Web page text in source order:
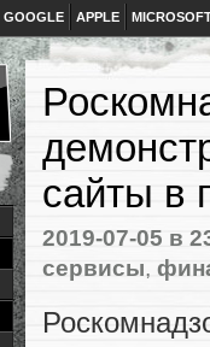
GOOGLE APPLE
сайты в
2019-07-05 в
сервисы,